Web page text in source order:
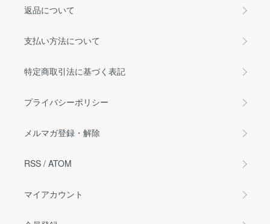
返品について
支払い方法について
特定商取引法に基づく表記
プライバシーポリシー
メルマガ登録・解除
RSS / ATOM
マイアカウント